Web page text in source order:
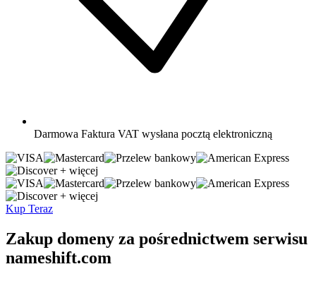
Darmowa Faktura VAT wysłana pocztą elektroniczną
+ więcej
+ więcej
Kup Teraz
Zakup domeny za pośrednictwem serwisu
nameshift.com